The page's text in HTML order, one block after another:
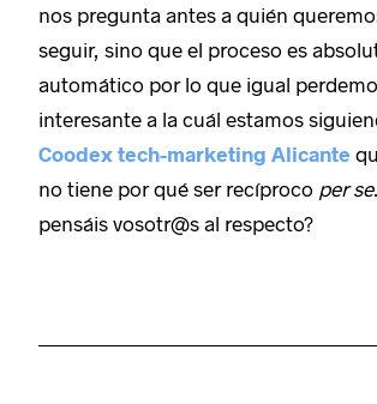
nos pregunta antes a quién
seguir, sino que el proceso es
automático por lo que igual
interesante a la cuál estamos
Coodex tech-marketing Alicante
no tiene por qué ser recíproco per se
pensáis vosotr@s al respecto?